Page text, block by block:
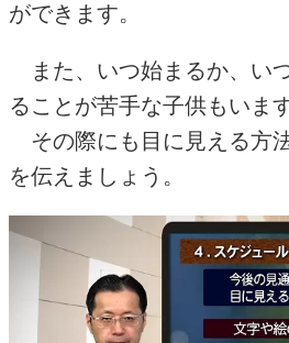
ができます。
また、いつ始まるか、い
ることが苦手な子供もいます
その際にも目に見える方
を伝えましょう。